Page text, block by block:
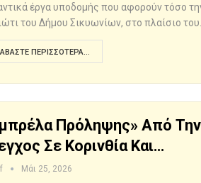
έργα υποδομής που αφορούν τόσο
του Δήμου Σικυωνίων, στο πλαίσιο του…
ΠΕΡΙΣΣΌΤΕΡΑ...
Πρόληψης» Από
Σε Κορινθία Και…
Μάι 25, 2026